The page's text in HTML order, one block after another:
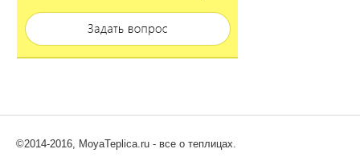
©2014-2016, MoyaTeplica.ru - все о теплицах.